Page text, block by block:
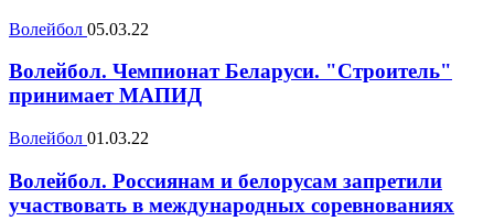
Волейбол 05.03.22
Волейбол. Чемпионат Беларуси. "Строитель"
принимает МАПИД
Волейбол 01.03.22
Волейбол. Россиянам и белорусам запретили
участвовать в международных соревнованиях